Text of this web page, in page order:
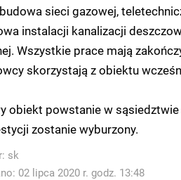
sieci gazowej,
instalacji kanalizacji
Wszystkie prace mają
skorzystają z obiektu
obiekt powstanie w
zostanie wyburzony.
sk
02 lipca 2020 r. godz. 13:48